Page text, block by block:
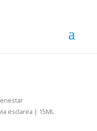
esclarea | 15ML